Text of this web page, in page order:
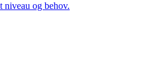
og behov.